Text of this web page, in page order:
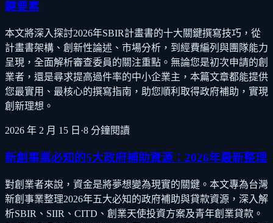
鍵要素
本文將深入探討2026年SBIR計畫書的十大關鍵撰寫技巧，從
計畫書架構、創新性論述、市場分析，到經費編列與團隊能力
呈現，全面解析審查委員的關注重點。無論您是初次申請的創
業者，還是尋求提高過件率的中小企業主，本篇文章都能提供
您最實用、最核心的撰寫指南，助您順利取得政府補助，實現
創新理想。
2026 年 2 月 15 日 ·8 分鐘閱讀
新創事業必知的5大政府補助資源：2026年最新整理
對創業者來說，資金是將夢想變為現實的關鍵。本文專為台灣
新創事業整理2026年五大必知的政府補助與貸款資源，深入解
析SBIR、SIIR、CITD、創業天使投資方案及青年創業貸款。